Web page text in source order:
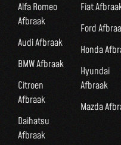
Alfa Romeo
Afbraak
Audi Afbraak
BMW Afbraak
Citroen
Afbraak
Daihatsu
Afbraak
Fiat
Ford
Honda
Hyundai
Afbraak
Mazda